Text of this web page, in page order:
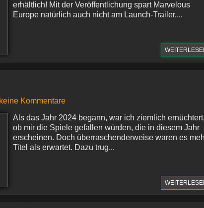
erhältlich! Mit der Veröffentlichung spart Marvelous
Europe natürlich auch nicht am Launch-Trailer,...
keine Kommentare
Als das Jahr 2024 begann, war ich ziemlich ernüchtert,
ob mir die Spiele gefallen würden, die in diesem Jahr
erscheinen. Doch überraschenderweise waren es
Titel als erwartet. Dazu trug...